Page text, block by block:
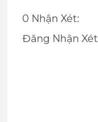
0 Nhận Xét:
Đăng Nhận Xét